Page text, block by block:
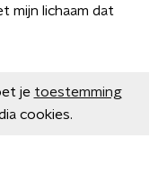
mijn lichaam dat
je toestemming
cookies.